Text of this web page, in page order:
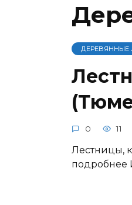
ДЕРЕВЯННЫЕ
0 11
Лестницы,
подробнее